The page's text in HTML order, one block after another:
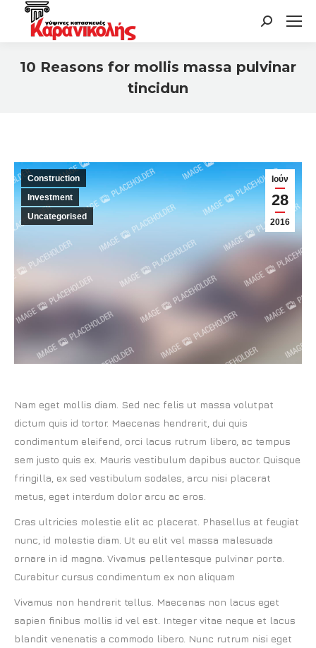
Search:
10 Reasons for mollis massa pulvinar
tincidun
Ιούν
28
2016
Construction
Investment
Uncategorised
Nam eget mollis diam. Sed nec felis ut massa volutpat
dictum quis id tortor. Maecenas hendrerit, dui quis
condimentum eleifend, orci lacus rutrum libero, ac tempus
sem justo quis ex. Mauris vestibulum dapibus auctor. Quisque
fringilla, ex sed vestibulum sodales, arcu nisi placerat
metus, eget interdum dolor arcu ac eros.
Cras ultricies molestie elit ac placerat. Phasellus at feugiat
nunc, id molestie diam. Ut eu elit vel massa malesuada
ornare in id magna. Vivamus pellentesque pulvinar porta.
Curabitur cursus condimentum ex non aliquam
Vivamus non hendrerit tellus. Maecenas non lacus eget
sapien finibus mollis id vel est. Integer vitae neque et lacus
blandit venenatis a commodo libero. Nunc rutrum nisi eget